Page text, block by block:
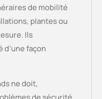
de mobilité
plantes ou
Ils
façon
ne doit,